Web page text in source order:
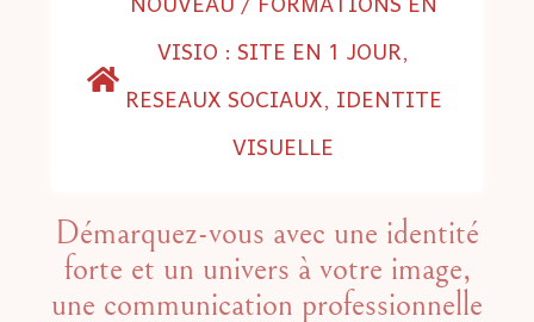
VISIO : SITE EN 1 JOUR,
RESEAUX SOCIAUX, IDENTITE
VISUELLE
Démarquez-vous avec une identité
forte et un univers à votre image,
une communication professionnelle